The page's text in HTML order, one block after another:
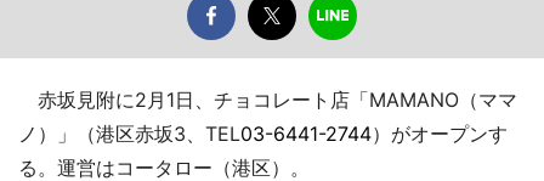
赤坂見附に2月1日、チョコレート店「MAMANO（ママ
ノ）」（港区赤坂3、TEL03-6441-2744）がオープンす
る。運営はコータロー（港区）。